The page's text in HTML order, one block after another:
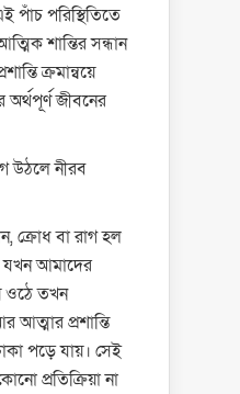
পাঁচ পরিস্থিতিতে
শান্তির সন্ধান
ক্রমান্বয়ে
অর্থপূর্ণ জীবনের
উঠলে নীরব
ক্রোধ বা রাগ হল
যখন আমাদের
ওঠে তখন
আত্মার প্রশান্তি
পড়ে যায়। সেই
প্রতিক্রিয়া না